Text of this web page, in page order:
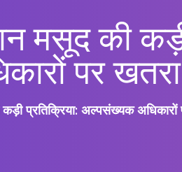
मसूद की
पर खतरा
प्रतिक्रिया: अल्पसंख्यक अधिकारों